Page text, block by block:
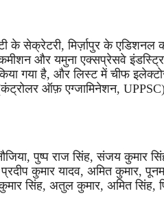
के सेक्रेटरी, मिर्ज़ापुर के एडिशनल
और यमुना एक्सप्रेसवे
किया गया है, और लिस्ट में चीफ
ऑफ़ एग्जामिनेशन,
पुष्प राज सिंह, संजय कुमार
कुमार यादव, अमित कुमार,
सिंह, अतुल कुमार, अमित सिंह,